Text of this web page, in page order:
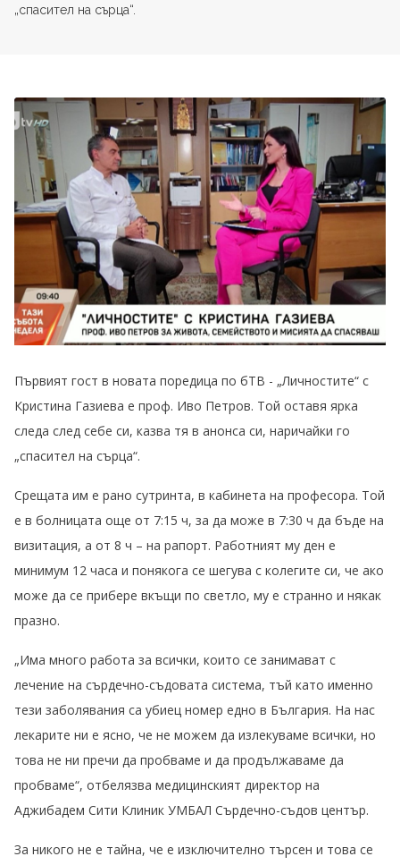
„спасител на сърца“.
Първият гост в новата поредица по бТВ - „Личностите“ с
Кристина Газиева е проф. Иво Петров. Той оставя ярка
следа след себе си, казва тя в анонса си, наричайки го
„спасител на сърца“.
Срещата им е рано сутринта, в кабинета на професора. Той
е в болницата още от 7:15 ч, за да може в 7:30 ч да бъде на
визитация, а от 8 ч – на рапорт. Работният му ден е
минимум 12 часа и понякога се шегува с колегите си, че ако
може да се прибере вкъщи по светло, му е странно и някак
празно.
„Има много работа за всички, които се занимават с
лечение на сърдечно-съдовата система, тъй като именно
тези заболявания са убиец номер едно в България. На нас
лекарите ни е ясно, че не можем да излекуваме всички, но
това не ни пречи да пробваме и да продължаваме да
пробваме“, отбелязва медицинският директор на
Аджибадем Сити Клиник УМБАЛ Сърдечно-съдов център.
За никого не е тайна, че е изключително търсен и това се